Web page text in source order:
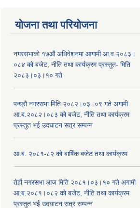
योजना तथा परियोजना
नगरसभाको १७औं अधिवेशनमा आगामी आ.व.२०८३।
०८४ को बजेट, नीति तथा कार्यक्रम प्रस्तुत- मिति
२०८३।०३।१० गते
पन्ध्रौ नगरसभा मिति २०८२।०३।०९ गते अगामी
आ.ब.२०८२।०८३ को बजेट, नीति तथा कार्यक्रम
प्रस्तुत भई उदघाटन सत्र सम्पन्न
आ.ब. २०८१-८२ को बार्षिक बजेट तथा कार्यक्रम
तेर्हौ नगरसभा आज मिति २०८१।०३।१० गते अगामी
आ.ब.२०८१।०८२ को बजेट, नीति तथा कार्यक्रम
प्रस्तुत भई उदघाटन सत्र सम्पन्न